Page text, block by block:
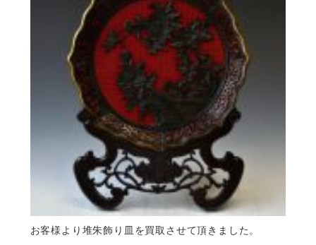
お客様より堆朱飾り皿を買取させて頂きました。